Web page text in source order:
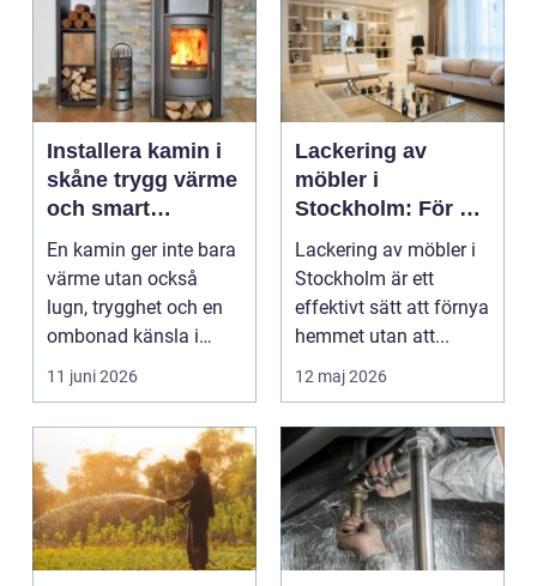
Installera kamin i
skåne trygg värme
och smart
investering
En kamin ger inte bara
värme utan också
lugn, trygghet och en
ombonad känsla i
hemmet. Allt fler hus...
11 juni 2026
Lackering av
möbler i
Stockholm: För ett
hållbart och
snyggt hem
Lackering av möbler i
Stockholm är ett
effektivt sätt att förnya
hemmet utan att...
12 maj 2026